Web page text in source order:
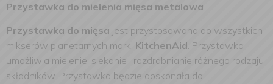
Przystawka do mielenia mięsa metalowa
Przystawka do mięsa jest przystosowana do wszystkich
mikserów planetarnych marki KitchenAid. Przystawka
umożliwia mielenie, siekanie i rozdrabnianie różnego rodzaju
składników. Przystawka będzie doskonała do